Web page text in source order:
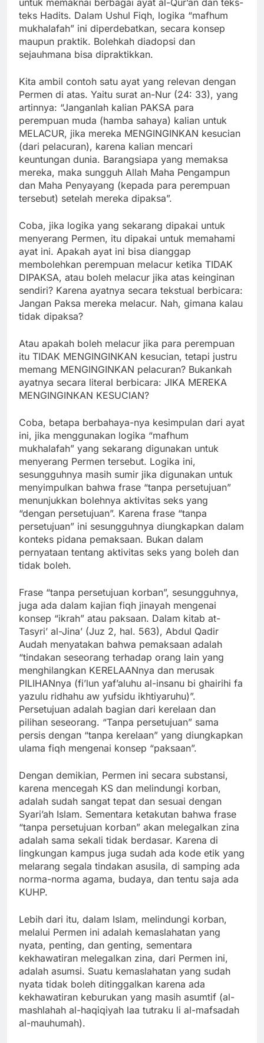
teks Hadits. Dalam Ushul Fiqh, logika “mafhum
mukhalafah” ini diperdebatkan, secara konsep
maupun praktik. Bolehkah diadopsi dan
sejauhmana bisa dipraktikkan.
Kita ambil contoh satu ayat yang relevan dengan
Permen di atas. Yaitu surat an-Nur (24: 33), yang
artinnya: “Janganlah kalian PAKSA para
perempuan muda (hamba sahaya) kalian untuk
MELACUR, jika mereka MENGINGINKAN kesucian
(dari pelacuran), karena kalian mencari
keuntungan dunia. Barangsiapa yang memaksa
mereka, maka sungguh Allah Maha Pengampun
dan Maha Penyayang (kepada para perempuan
tersebut) setelah mereka dipaksa”.
Coba, jika logika yang sekarang dipakai untuk
menyerang Permen, itu dipakai untuk memahami
ayat ini. Apakah ayat ini bisa dianggap
membolehkan perempuan melacur ketika TIDAK
DIPAKSA, atau boleh melacur jika atas keinginan
sendiri? Karena ayatnya secara tekstual berbicara:
Jangan Paksa mereka melacur. Nah, gimana kalau
tidak dipaksa?
Atau apakah boleh melacur jika para perempuan
itu TIDAK MENGINGINKAN kesucian, tetapi justru
memang MENGINGINKAN pelacuran? Bukankah
ayatnya secara literal berbicara: JIKA MEREKA
MENGINGINKAN KESUCIAN?
Coba, betapa berbahaya-nya kesimpulan dari ayat
ini, jika menggunakan logika “mafhum
mukhalafah” yang sekarang digunakan untuk
menyerang Permen tersebut. Logika ini,
sesungguhnya masih sumir jika digunakan untuk
menyimpulkan bahwa frase “tanpa persetujuan”
menunjukkan bolehnya aktivitas seks yang
“dengan persetujuan”. Karena frase “tanpa
persetujuan” ini sesungguhnya diungkapkan dalam
konteks pidana pemaksaan. Bukan dalam
pernyataan tentang aktivitas seks yang boleh dan
tidak boleh.
Frase “tanpa persetujuan korban”, sesungguhnya,
juga ada dalam kajian fiqh jinayah mengenai
konsep “ikrah” atau paksaan. Dalam kitab at-
Tasyri’ al-Jina’ (Juz 2, hal. 563), Abdul Qadir
Audah menyatakan bahwa pemaksaan adalah
“tindakan seseorang terhadap orang lain yang
menghilangkan KERELAANnya dan merusak
PILIHANnya (fi’lun yaf’aluhu al-insanu bi ghairihi fa
yazulu ridhahu aw yufsidu ikhtiyaruhu)”.
Persetujuan adalah bagian dari kerelaan dan
pilihan seseorang. “Tanpa persetujuan” sama
persis dengan “tanpa kerelaan” yang diungkapkan
ulama fiqh mengenai konsep “paksaan”.
Dengan demikian, Permen ini secara substansi,
karena mencegah KS dan melindungi korban,
adalah sudah sangat tepat dan sesuai dengan
Syari’ah Islam. Sementara ketakutan bahwa frase
“tanpa persetujuan korban” akan melegalkan zina
adalah sama sekali tidak berdasar. Karena di
lingkungan kampus juga sudah ada kode etik yang
melarang segala tindakan asusila, di samping ada
norma-norma agama, budaya, dan tentu saja ada
KUHP.
Lebih dari itu, dalam Islam, melindungi korban,
melalui Permen ini adalah kemaslahatan yang
nyata, penting, dan genting, sementara
kekhawatiran melegalkan zina, dari Permen ini,
adalah asumsi. Suatu kemaslahatan yang sudah
nyata tidak boleh ditinggalkan karena ada
kekhawatiran keburukan yang masih asumtif (al-
mashlahah al-haqiqiyah laa tutraku li al-mafsadah
al-mauhumah).